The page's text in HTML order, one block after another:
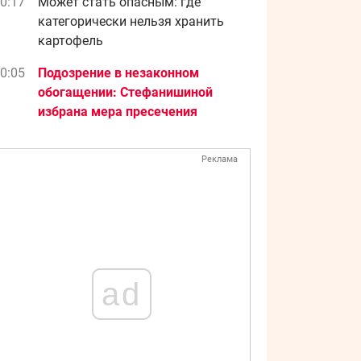
категорически нельзя хранить
картофель
Подозрение в незаконном
обогащении: Стефанишиной
избрана мера пресечения
Реклама
ad